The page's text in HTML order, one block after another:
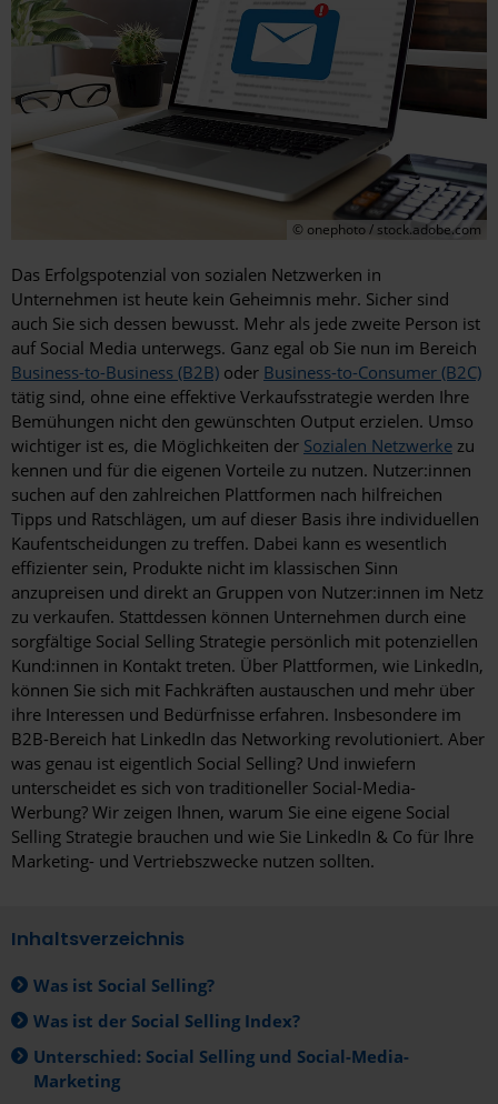
© onephoto / stock.adobe.com
Das Erfolgspotenzial von sozialen Netzwerken in
Unternehmen ist heute kein Geheimnis mehr. Sicher sind
auch Sie sich dessen bewusst. Mehr als jede zweite Person ist
auf Social Media unterwegs. Ganz egal ob Sie nun im Bereich
Business-to-Business (B2B) oder Business-to-Consumer (B2C)
tätig sind, ohne eine effektive Verkaufsstrategie werden Ihre
Bemühungen nicht den gewünschten Output erzielen. Umso
wichtiger ist es, die Möglichkeiten der Sozialen Netzwerke zu
kennen und für die eigenen Vorteile zu nutzen. Nutzer:innen
suchen auf den zahlreichen Plattformen nach hilfreichen
Tipps und Ratschlägen, um auf dieser Basis ihre individuellen
Kaufentscheidungen zu treffen. Dabei kann es wesentlich
effizienter sein, Produkte nicht im klassischen Sinn
anzupreisen und direkt an Gruppen von Nutzer:innen im Netz
zu verkaufen. Stattdessen können Unternehmen durch eine
sorgfältige Social Selling Strategie persönlich mit potenziellen
Kund:innen in Kontakt treten. Über Plattformen, wie LinkedIn,
können Sie sich mit Fachkräften austauschen und mehr über
ihre Interessen und Bedürfnisse erfahren. Insbesondere im
B2B-Bereich hat LinkedIn das Networking revolutioniert. Aber
was genau ist eigentlich Social Selling? Und inwiefern
unterscheidet es sich von traditioneller Social-Media-
Werbung? Wir zeigen Ihnen, warum Sie eine eigene Social
Selling Strategie brauchen und wie Sie LinkedIn & Co für Ihre
Marketing- und Vertriebszwecke nutzen sollten.
Inhaltsverzeichnis
Was ist Social Selling?
Was ist der Social Selling Index?
Unterschied: Social Selling und Social-Media-
Marketing